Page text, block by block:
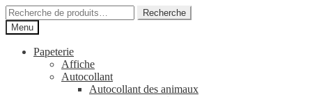
Aller
à
la
navigation
Aller
au
contenu
Recherche
pour :
Recherche
Menu
Papeterie
Affiche
Autocollant
Autocollant des animaux